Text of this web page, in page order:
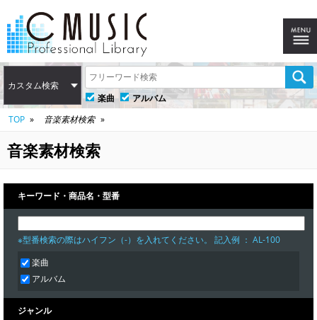
カスタム検索
楽曲
アルバム
TOP
音楽素材検索
音楽素材検索
キーワード・商品名・型番
※型番検索の際はハイフン（-）を入れてください。 記入例 ： AL-100
楽曲
アルバム
ジャンル